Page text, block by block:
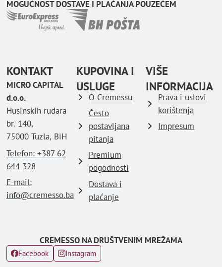
MOGUĆNOST DOSTAVE I PLAĆANJA POUZEĆEM
KONTAKT
MICRO CAPITAL
d.o.o.
Husinskih rudara
br. 140,
75000 Tuzla, BiH
Telefon: ‪+387 62
644 328
E-mail:
info@cremesso.ba
KUPOVINA I
USLUGE
O Cremessu
Često
postavljana
pitanja
Premium
pogodnosti
Dostava i
plaćanje
VIŠE
INFORMACIJA
Prava i uslovi
korištenja
Impresum
CREMESSO NA DRUŠTVENIM MREŽAMA
Facebook Instagram